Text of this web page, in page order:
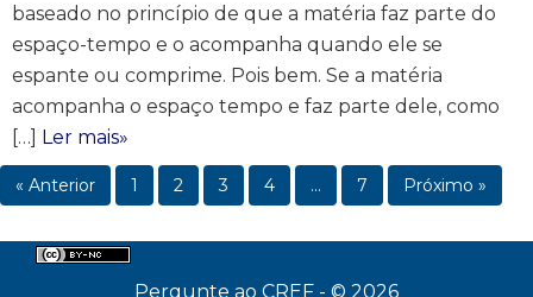
baseado no princípio de que a matéria faz parte do
espaço-tempo e o acompanha quando ele se
espante ou comprime. Pois bem. Se a matéria
acompanha o espaço tempo e faz parte dele, como
[…] Ler mais»
« Anterior 1 2 3 4 … 7 Próximo »
Pergunte ao CREF - © 2026